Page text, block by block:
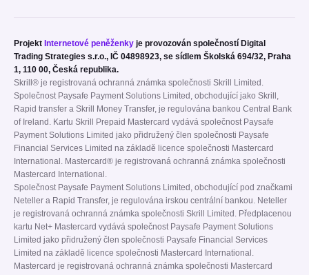
Projekt Internetové peněženky je provozován společností Digital
Trading Strategies s.r.o., IČ 04898923, se sídlem Školská 694/32, Praha
1, 110 00, Česká republika.
Skrill® je registrovaná ochranná známka společnosti Skrill Limited.
Společnost Paysafe Payment Solutions Limited, obchodující jako Skrill,
Rapid transfer a Skrill Money Transfer, je regulována bankou Central Bank
of Ireland. Kartu Skrill Prepaid Mastercard vydává společnost Paysafe
Payment Solutions Limited jako přidružený člen společnosti Paysafe
Financial Services Limited na základě licence společnosti Mastercard
International. Mastercard® je registrovaná ochranná známka společnosti
Mastercard International.
Společnost Paysafe Payment Solutions Limited, obchodující pod značkami
Neteller a Rapid Transfer, je regulována irskou centrální bankou. Neteller
je registrovaná ochranná známka společnosti Skrill Limited. Předplacenou
kartu Net+ Mastercard vydává společnost Paysafe Payment Solutions
Limited jako přidružený člen společnosti Paysafe Financial Services
Limited na základě licence společnosti Mastercard International.
Mastercard je registrovaná ochranná známka společnosti Mastercard